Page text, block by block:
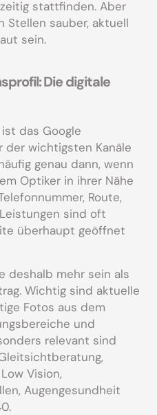
stattfinden. Aber
Stellen sauber, aktuell
sein.
Die digitale
das Google
der wichtigsten Kanäle
genau dann, wenn
Optiker in ihrer Nähe
Route,
sind oft
überhaupt geöffnet
deshalb mehr sein als
Wichtig sind aktuelle
Fotos aus dem
und
relevant sind
Vision,
Augengesundheit